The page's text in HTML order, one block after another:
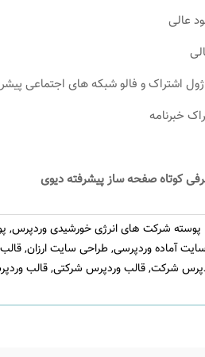
عالی
اشتراک و فالو شبکه های اجتماعی
خبرنامه
کوتاه صفحه ساز پیشرفته دیوی
پوسته شرکت های انرژی خورشیدی وردپرس,
سایت آماده وردپرسی,طراحی سایت ارزان,
شرکت,قالب وردپرس شرکتی,قالب